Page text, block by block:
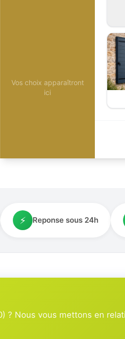
Vos choix apparaîtront
ici
⚡ Reponse sous 24h
? Nous vous mettons en